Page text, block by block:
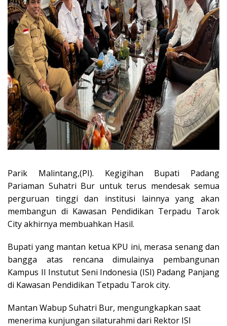
Parik Malintang,(PI). Kegigihan Bupati Padang
Pariaman Suhatri Bur untuk terus mendesak semua
perguruan tinggi dan institusi lainnya yang akan
membangun di Kawasan Pendidikan Terpadu Tarok
City akhirnya membuahkan Hasil.
Bupati yang mantan ketua KPU ini, merasa senang dan
bangga atas rencana dimulainya pembangunan
Kampus II Instutut Seni Indonesia (ISI) Padang Panjang
di Kawasan Pendidikan Tetpadu Tarok city.
Mantan Wabup Suhatri Bur, mengungkapkan saat
menerima kunjungan silaturahmi dari Rektor ISI